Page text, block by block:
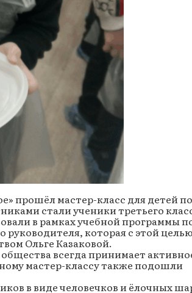
прошёл мастер-класс для детей по
стали ученики третьего
в рамках учебной программы
которая с этой целью
Ольге Казаковой.
всегда принимает
мастер-классу также подошли
в виде человечков и ёлочных